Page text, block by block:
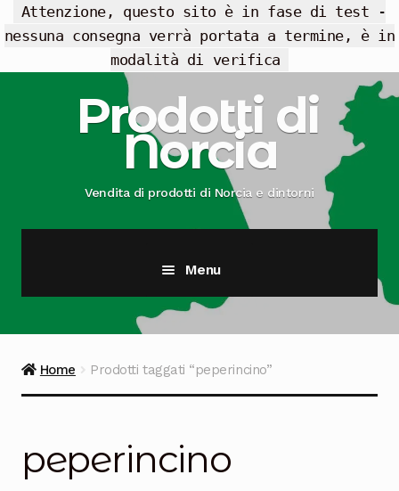
Attenzione, questo sito è in fase di test -
nessuna consegna verrà portata a termine, è in
modalità di verifica
navigazione
contenutoProdotti di
Norcia
Vendita di prodotti di Norcia e dintorni
Menu
Salumi
Formaggi
Home Prodotti taggati “peperincino”
peperincino